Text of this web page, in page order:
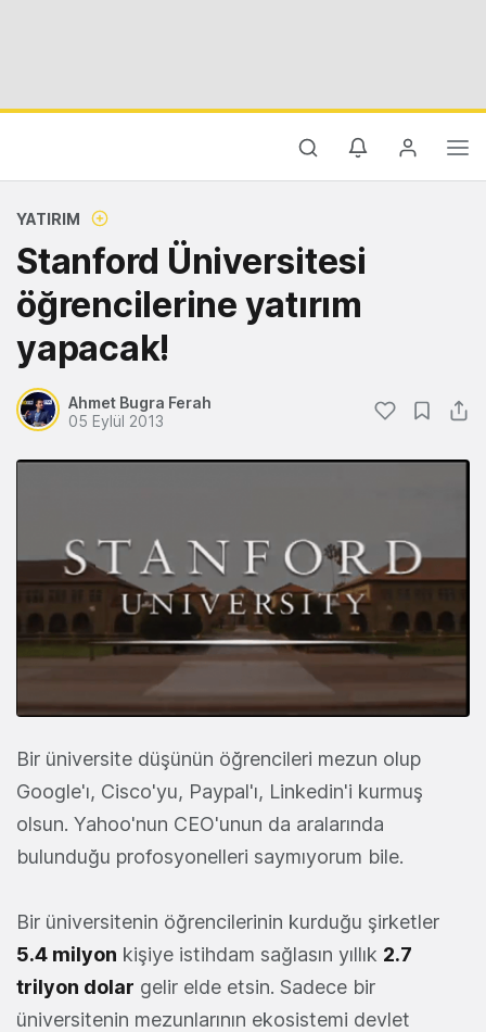
YATIRIM
Stanford Üniversitesi
öğrencilerine yatırım
yapacak!
Ahmet Bugra Ferah
05 Eylül 2013
Bir üniversite düşünün öğrencileri mezun olup
Google'ı, Cisco'yu, Paypal'ı, Linkedin'i kurmuş
olsun. Yahoo'nun CEO'unun da aralarında
bulunduğu profosyonelleri saymıyorum bile.
Bir üniversitenin öğrencilerinin kurduğu şirketler
5.4 milyon kişiye istihdam sağlasın yıllık 2.7
trilyon dolar gelir elde etsin. Sadece bir
üniversitenin mezunlarının ekosistemi devlet